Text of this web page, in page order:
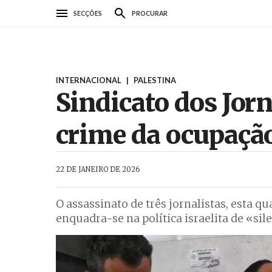
SECÇÕES PROCURAR
INTERNACIONAL | PALESTINA
Sindicato dos
crime da
22 DE JANEIRO DE 2026
O assassinato de três jornalistas, esta
enquadra-se na política israelita de